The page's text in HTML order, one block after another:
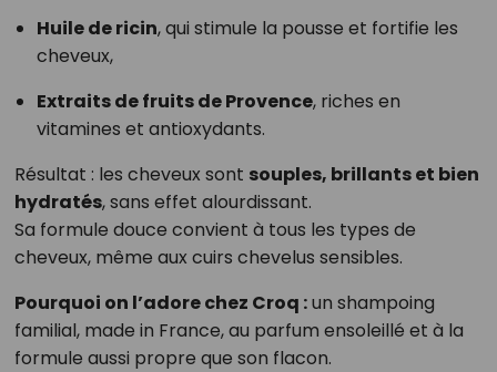
Huile de ricin, qui stimule la pousse et fortifie les
cheveux,
Extraits de fruits de Provence, riches en
vitamines et antioxydants.
Résultat : les cheveux sont souples, brillants et bien
hydratés, sans effet alourdissant.
Sa formule douce convient à tous les types de
cheveux, même aux cuirs chevelus sensibles.
Pourquoi on l’adore chez Croq :un shampoing
familial, made in France, au parfum ensoleillé et à la
formule aussi propre que son flacon.